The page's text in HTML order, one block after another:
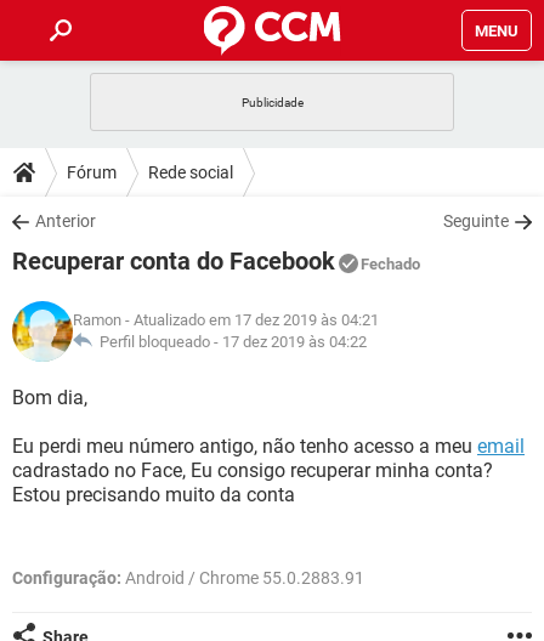
MENU
CELULAR
OUTLOOK
INSTAGRAM GMAIL
GUIA DE COMPRAS
DICAS
JOGOS
INSTAGRAM GMAIL
GUIA DE COMPRAS
DOWNLOADS
JOGOS WHATSAPP
CELULAR
OUTLOOK EXCEL
INSTAGRAM
FÓRUM
JOGOS WHATSAPP
CELULAR
OUTLOOK
INSTAGRAM GMAIL
GUIA DE COMPRAS
GLOSSÁRIO
JOGOS
OUTLOOK EXCEL
INSTAGRAM
Fórum Rede social
Anterior Seguinte
Recuperar conta do Facebook Fechado
Ramon - Atualizado em 17 dez 2019 às 04:21
Perfil bloqueado - 17 dez 2019 às 04:22
Bom dia,
Eu perdi meu número antigo, não tenho acesso a meu email
cadrastado no Face, Eu consigo recuperar minha conta?
Estou precisando muito da conta
Configuração: Android / Chrome 55.0.2883.91